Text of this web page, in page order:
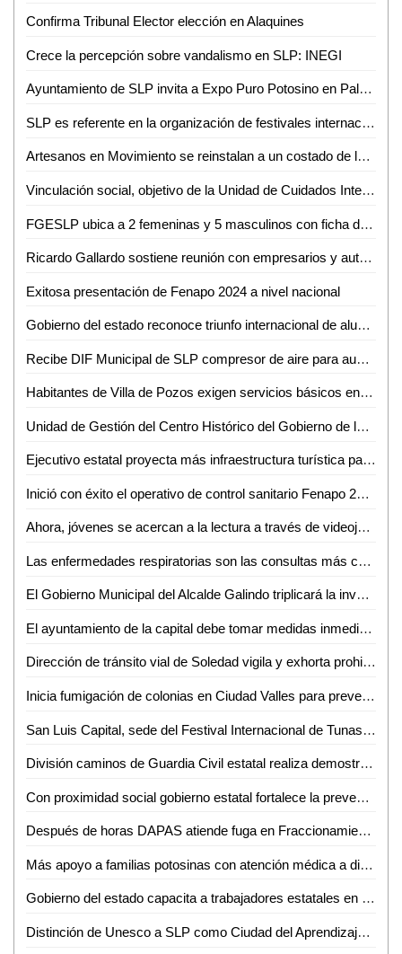
Confirma Tribunal Elector elección en Alaquines
Crece la percepción sobre vandalismo en SLP: INEGI
Ayuntamiento de SLP invita a Expo Puro Potosino en Palacio Municipal
SLP es referente en la organización de festivales internacionales: UNAM
Artesanos en Movimiento se reinstalan a un costado de la Plaza Principal de Ciudad Valles
Vinculación social, objetivo de la Unidad de Cuidados Integrales e Investigación en Salud de la UASLP
FGESLP ubica a 2 femeninas y 5 masculinos con ficha de búsqueda en el estado
Ricardo Gallardo sostiene reunión con empresarios y autoridades de Estados Unidos
Exitosa presentación de Fenapo 2024 a nivel nacional
Gobierno del estado reconoce triunfo internacional de alumno de cobach
Recibe DIF Municipal de SLP compresor de aire para aumentar la calidad en el servicio dental de la UBR Maravillas
Habitantes de Villa de Pozos exigen servicios básicos en Palacio de Gobierno
Unidad de Gestión del Centro Histórico del Gobierno de la Capital mantiene labores de mejoramiento y conservación en SLP
Ejecutivo estatal proyecta más infraestructura turística para Xilitla
Inició con éxito el operativo de control sanitario Fenapo 2024
Ahora, jóvenes se acercan a la lectura a través de videojuegos, películas o series: docente de la EPM-UASLP
Las enfermedades respiratorias son las consultas más comunes en Valles: Jesús Baltierrez
El Gobierno Municipal del Alcalde Galindo triplicará la inversión al campo en los próximos tres años
El ayuntamiento de la capital debe tomar medidas inmediatas para reestablecer los servicios públicos en la demarcación de Villa de Pozos
Dirección de tránsito vial de Soledad vigila y exhorta prohibición de acceso al Río Santiago
Inicia fumigación de colonias en Ciudad Valles para prevenir brotes de dengue
San Luis Capital, sede del Festival Internacional de Tunas y Estudiantinas este fin de semana
División caminos de Guardia Civil estatal realiza demostración a niñas y niños de institución infantil
Con proximidad social gobierno estatal fortalece la prevención
Después de horas DAPAS atiende fuga en Fraccionamiento El Sol
Más apoyo a familias potosinas con atención médica a distancia
Gobierno del estado capacita a trabajadores estatales en ética e integridad
Distinción de Unesco a SLP como Ciudad del Aprendizaje muestra el progreso impulsado por el Gobierno de la Capital: AMPI